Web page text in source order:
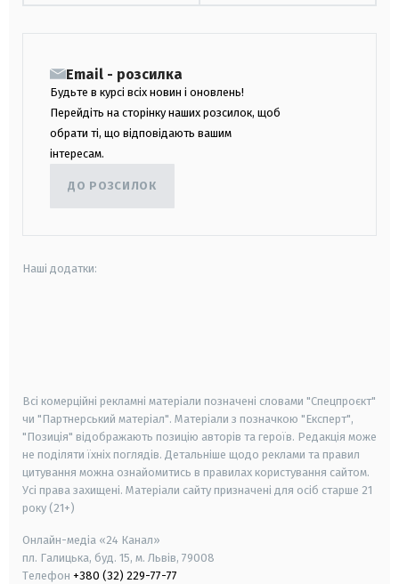
Email - розсилка
Будьте в курсі всіх новин і оновлень!
Перейдіть на сторінку наших розсилок, щоб
обрати ті, що відповідають вашим
інтересам.
ДО РОЗСИЛОК
Наші додатки:
Всі комерційні рекламні матеріали позначені словами "Спецпроєкт"
чи "Партнерський матеріал". Матеріали з позначкою "Експерт",
"Позиція" відображають позицію авторів та героїв. Редакція може
не поділяти їхніх поглядів. Детальніше щодо реклами та правил
цитування можна ознайомитись в правилах користування сайтом.
Усі права захищені. Матеріали сайту призначені для осіб старше 21
року (21+)
Онлайн-медіа «24 Канал»
пл. Галицька, буд. 15, м. Львів, 79008
Телефон +380 (32) 229-77-77